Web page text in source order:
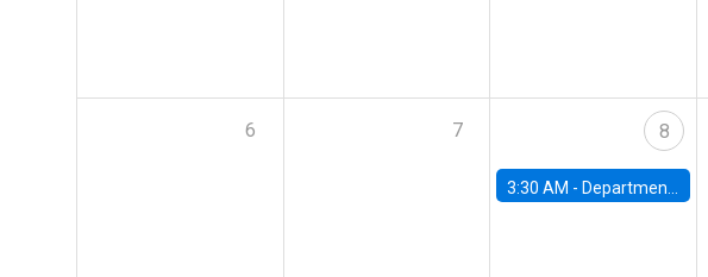
6 7 8
3:30 AM - Department Seminar: James Robinson